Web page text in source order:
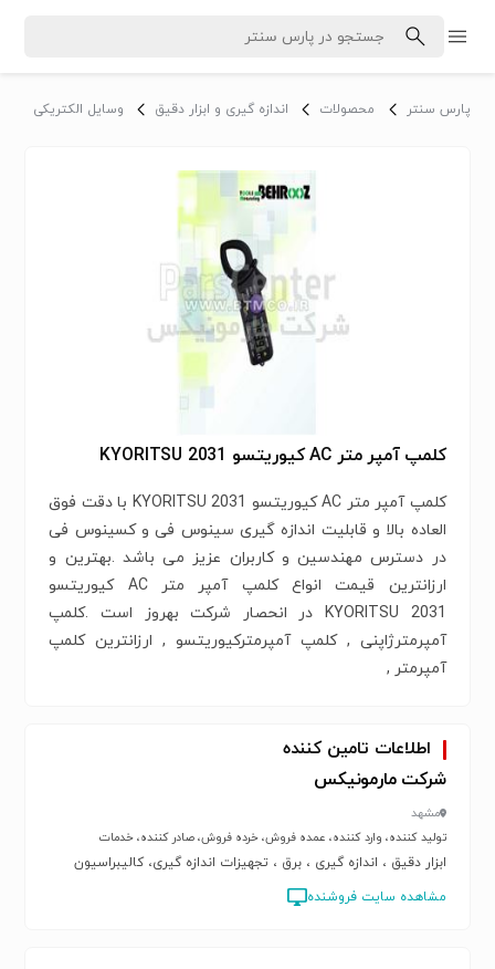
پارس سنتر محصولات اندازه گیری و ابزار دقیق وسایل الکتریکی
کلمپ آمپر متر AC کیوریتسو KYORITSU 2031
کلمپ آمپر متر AC کیوریتسو KYORITSU 2031 با دقت فوق
العاده بالا و قابلیت اندازه گیری سینوس فی و کسینوس فی
در دسترس مهندسین و کاربران عزیز می باشد .بهترین و
ارزانترین قیمت انواع کلمپ آمپر متر AC کیوریتسو
KYORITSU 2031 در انحصار شرکت بهروز است .کلمپ
آمپرمترژاپنی , کلمپ آمپرمترکیوریتسو , ارزانترین کلمپ
آمپرمتر ,
اطلاعات تامین کننده
شرکت مارمونیکس
مشهد
تولید کننده، وارد کننده، عمده فروش، خرده فروش، صادر کننده، خدمات
ابزار دقیق ، اندازه گیری ، برق ، تجهیزات اندازه گیری، کالیبراسیون
مشاهده سایت فروشنده